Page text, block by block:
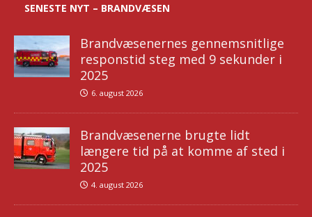
SENESTE NYT – BRANDVÆSEN
Brandvæsenernes gennemsnitlige
responstid steg med 9 sekunder i
2025
6. august 2026
Brandvæsenerne brugte lidt
længere tid på at komme af sted i
2025
4. august 2026